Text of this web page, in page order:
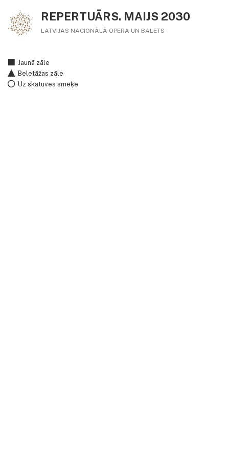
REPERTUĀRS. MAIJS 2030
LATVIJAS NACIONĀLĀ OPERA UN BALETS
Jaunā zāle
Beletāžas zāle
Uz skatuves smēķē